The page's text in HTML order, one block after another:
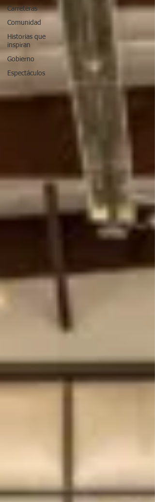
Carreteras
Comunidad
Historias que
inspiran
Gobierno
Espectáculos